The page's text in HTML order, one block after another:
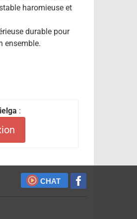
haromieuse et
durable pour
ensemble.
:
CHAT